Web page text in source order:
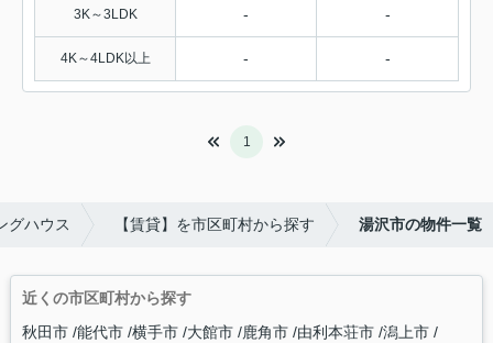
3K～3LDK - -
4K～4LDK以上 - -
1
グハウス 【賃貸】を市区町村から探す 湯沢市の物件一覧
近くの市区町村から探す
秋田市 能代市 横手市 大館市 鹿角市 由利本荘市 潟上市